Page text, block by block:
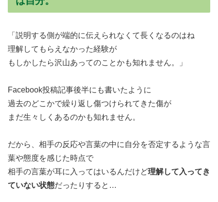
「説明する側が端的に伝えられなくて長くなるのはね
理解してもらえなかった経験が
もしかしたら沢山あってのことかも知れません。」
Facebook投稿記事後半にも書いたように
過去のどこかで繰り返し傷つけられてきた傷が
まだ生々しくあるのかも知れません。
だから、相手の反応や言葉の中に自分を否定するような言
葉や態度を感じた時点で
相手の言葉が耳に入ってはいるんだけど理解して入ってき
ていない状態だったりすると…